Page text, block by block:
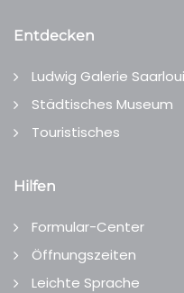
Entdecken
Ludwig Galerie
Städtisches Museum
Touristisches
Hilfen
Formular-Center
Öffnungszeiten
Leichte Sprache